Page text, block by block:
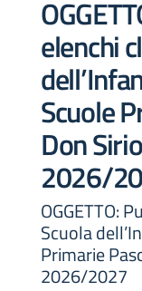
elenchi
Scuole
Don
2026/
OGGETTO:
Scuola
Primarie
2026/2027